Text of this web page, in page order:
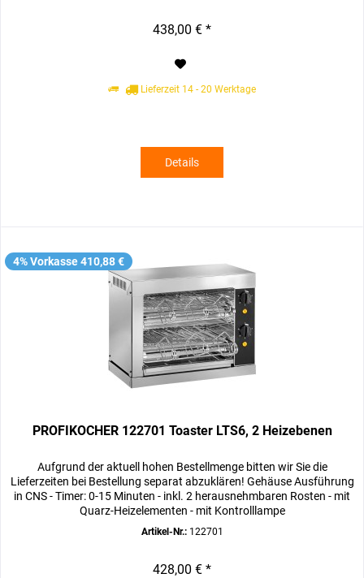
438,00 € *
Lieferzeit 14 - 20 Werktage
Details
4% Vorkasse 410,88 €
PROFIKOCHER 122701 Toaster LTS6, 2 Heizebenen
Aufgrund der aktuell hohen Bestellmenge bitten wir Sie die
Lieferzeiten bei Bestellung separat abzuklären! Gehäuse Ausführung
in CNS - Timer: 0-15 Minuten - inkl. 2 herausnehmbaren Rosten - mit
Quarz-Heizelementen - mit Kontrolllampe
Artikel-Nr.:122701
428,00 € *